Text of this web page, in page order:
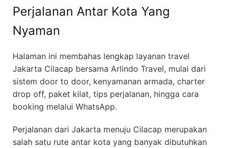
Perjalanan Antar Kota Yang
Nyaman
Halaman ini membahas lengkap layanan travel
Jakarta Cilacap bersama Arlindo Travel, mulai dari
sistem door to door, kenyamanan armada, charter
drop off, paket kilat, tips perjalanan, hingga cara
booking melalui WhatsApp.
Perjalanan dari Jakarta menuju Cilacap merupakan
salah satu rute antar kota yang banyak dibutuhkan